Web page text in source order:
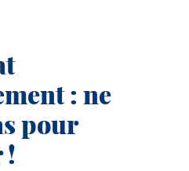
: ne
pour
!